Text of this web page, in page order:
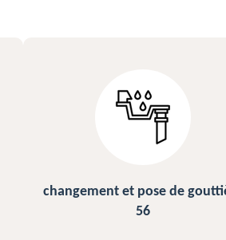
Nettoyage de toiture 56